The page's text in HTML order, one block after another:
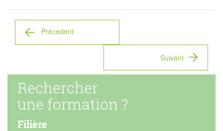
Précedent
Suivant
Rechercher
une formation ?
Filière